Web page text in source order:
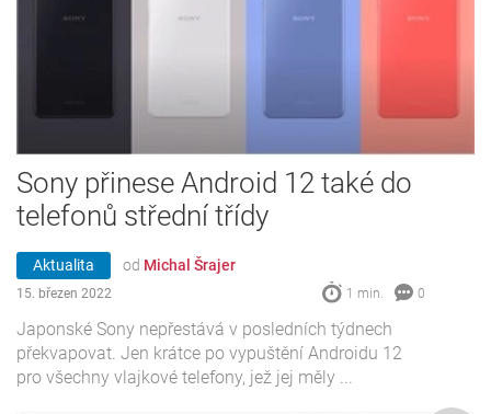
Sony přinese Android 12 také do
telefonů střední třídy
Aktualita od Michal Šrajer
15. březen 2022 1 min. 0
Japonské Sony nepřestává v posledních týdnech
překvapovat. Jen krátce po vypuštění Androidu 12
pro všechny vlajkové telefony, jež jej měly ...